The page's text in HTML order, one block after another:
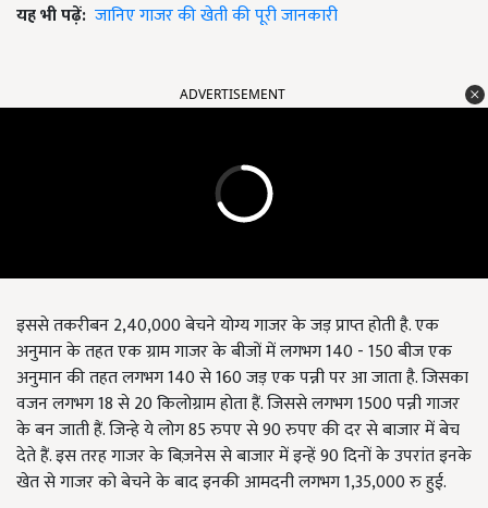
यह भी पढ़ें: जानिए गाजर की खेती की पूरी जानकारी
ADVERTISEMENT
इससे तकरीबन 2,40,000 बेचने योग्य गाजर के जड़ प्राप्त होती है. एक
अनुमान के तहत एक ग्राम गाजर के बीजों में लगभग 140 - 150 बीज एक
अनुमान की तहत लगभग 140 से 160 जड़ एक पन्नी पर आ जाता है. जिसका
वजन लगभग 18 से 20 किलोग्राम होता हैं. जिससे लगभग 1500 पन्नी गाजर
के बन जाती हैं. जिन्हे ये लोग 85 रुपए से 90 रुपए की दर से बाजार में बेच
देते हैं. इस तरह गाजर के बिज़नेस से बाजार में इन्हें 90 दिनों के उपरांत इनके
खेत से गाजर को बेचने के बाद इनकी आमदनी लगभग 1,35,000 रु हुई.